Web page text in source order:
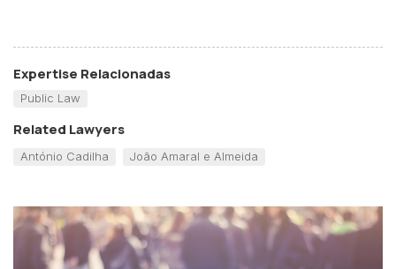
Expertise Relacionadas
Public Law
Related Lawyers
António Cadilha João Amaral e Almeida